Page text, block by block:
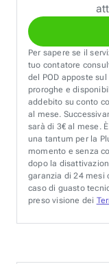
Per sapere se il
tuo contatore
del POD apposte
proroghe e
addebito su conto
al mese.
sarà di 3€ al mese.
una tantum per la
momento e senza
dopo la
garanzia di 24 mesi
caso di guasto
preso visione dei